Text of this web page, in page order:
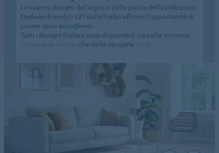
I moderni disegni del legno e della pietra della collezione
Enduro di vinilici LVT della Forbo offrono l’opportunità di
creare spazi accoglienti.
Tutti i disegni Enduro sono disponibili sia nella versione
che nella versione